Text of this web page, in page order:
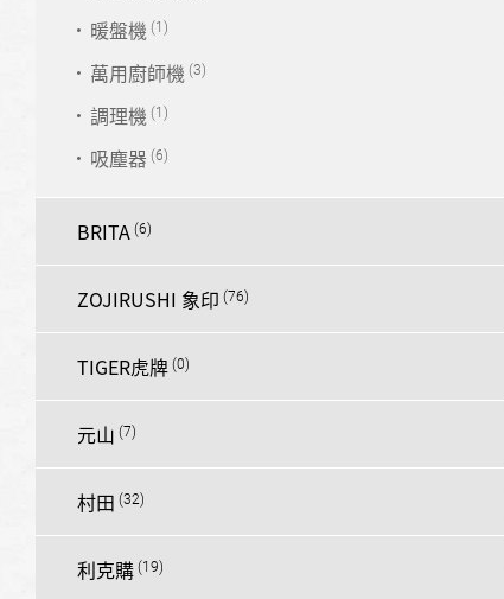
暖盤機
萬用廚師機
調理機
吸塵器
BRITA
ZOJIRUSHI 象印
TIGER虎牌
元山
村田
利克購